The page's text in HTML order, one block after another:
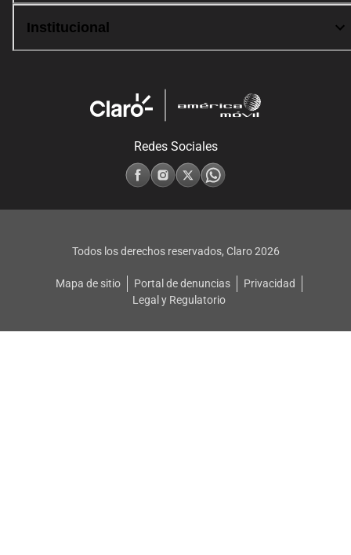
Institucional
Redes Sociales
Todos los derechos reservados, Claro 2026
Mapa de sitio Portal de denuncias
Privacidad
Legal y Regulatorio